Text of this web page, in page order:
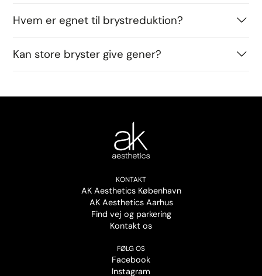
Hvem er egnet til brystreduktion?
Kan store bryster give gener?
KONTAKT
AK Aesthetics København
AK Aesthetics Aarhus
Find vej og parkering
Kontakt os
FØLG OS
Facebook
Instagram